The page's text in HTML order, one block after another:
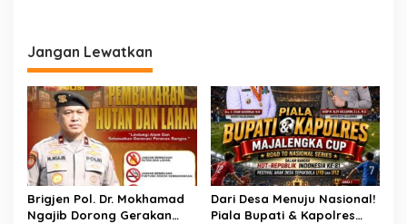
a
s
i
p
o
s
Jangan Lewatkan
Brigjen Pol. Dr. Mokhamad
Ngajib Dorong Gerakan
Dari Desa Menuju Nasional!
Piala Bupati & Kapolres